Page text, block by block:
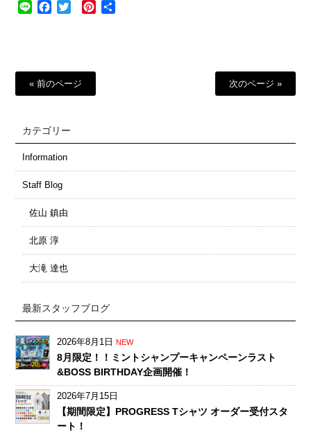
Line Facebook
Twitter Pinterest
« 前のページ 次のページ »
カテゴリー
Information
Staff Blog
佐山 鎮由
北原 淳
大滝 達也
最新スタッフブログ
2026年8月1日 NEW
8月限定！！ミントシャンプーキャンペーンラスト
&BOSS BIRTHDAY企画開催！
2026年7月15日
【期間限定】PROGRESS Tシャツ オーダー受付スタ
ート！